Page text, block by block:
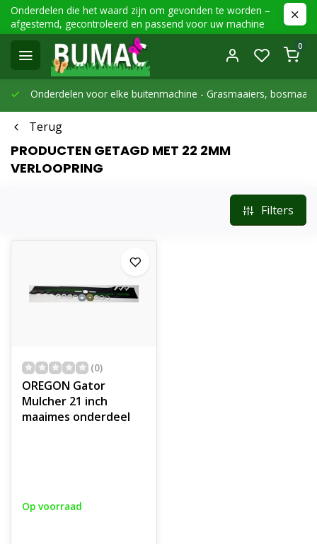
Onderdelen die het waard zijn om gevonden te worden –
afgestemd, gecontroleerd en passend voor uw machine
0
Onderdelen voor elke buitenmachine - Grasmaaiers,
Terug
PRODUCTEN GETAGD MET 22 2MM
VERLOOPRING
Filters
(0)
OREGON Gator
Mulcher 21 inch
maaimes onderdeel
Op voorraad